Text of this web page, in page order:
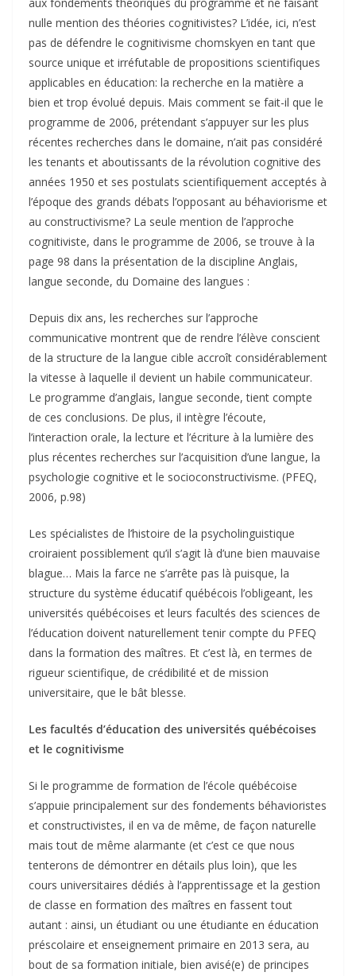
nulle mention des théories cognitivistes? L’idée, ici, n’est
pas de défendre le cognitivisme chomskyen en tant que
source unique et irréfutable de propositions scientifiques
applicables en éducation: la recherche en la matière a
bien et trop évolué depuis. Mais comment se fait-il que le
programme de 2006, prétendant s’appuyer sur les plus
récentes recherches dans le domaine, n’ait pas considéré
les tenants et aboutissants de la révolution cognitive des
années 1950 et ses postulats scientifiquement acceptés à
l’époque des grands débats l’opposant au béhaviorisme et
au constructivisme? La seule mention de l’approche
cognitiviste, dans le programme de 2006, se trouve à la
page 98 dans la présentation de la discipline Anglais,
langue seconde, du Domaine des langues :
Depuis dix ans, les recherches sur l’approche
communicative montrent que de rendre l’élève conscient
de la structure de la langue cible accroît considérablement
la vitesse à laquelle il devient un habile communicateur.
Le programme d’anglais, langue seconde, tient compte
de ces conclusions. De plus, il intègre l’écoute,
l’interaction orale, la lecture et l’écriture à la lumière des
plus récentes recherches sur l’acquisition d’une langue, la
psychologie cognitive et le socioconstructivisme. (PFEQ,
2006, p.98)
Les spécialistes de l’histoire de la psycholinguistique
croiraient possiblement qu’il s’agit là d’une bien mauvaise
blague… Mais la farce ne s’arrête pas là puisque, la
structure du système éducatif québécois l’obligeant, les
universités québécoises et leurs facultés des sciences de
l’éducation doivent naturellement tenir compte du PFEQ
dans la formation des maîtres. Et c’est là, en termes de
rigueur scientifique, de crédibilité et de mission
universitaire, que le bât blesse.
Les facultés d’éducation des universités québécoises
et le cognitivisme
Si le programme de formation de l’école québécoise
s’appuie principalement sur des fondements béhavioristes
et constructivistes, il en va de même, de façon naturelle
mais tout de même alarmante (et c’est ce que nous
tenterons de démontrer en détails plus loin), que les
cours universitaires dédiés à l’apprentissage et la gestion
de classe en formation des maîtres en fassent tout
autant : ainsi, un étudiant ou une étudiante en éducation
préscolaire et enseignement primaire en 2013 sera, au
bout de sa formation initiale, bien avisé(e) de principes